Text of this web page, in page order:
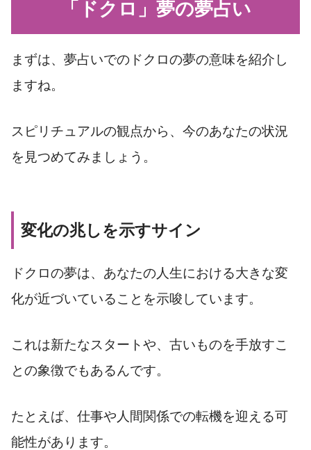
「ドクロ」夢の夢占い
まずは、夢占いでのドクロの夢の意味を紹介し
ますね。
スピリチュアルの観点から、今のあなたの状況
を見つめてみましょう。
変化の兆しを示すサイン
ドクロの夢は、あなたの人生における大きな変
化が近づいていることを示唆しています。
これは新たなスタートや、古いものを手放すこ
との象徴でもあるんです。
たとえば、仕事や人間関係での転機を迎える可
能性があります。